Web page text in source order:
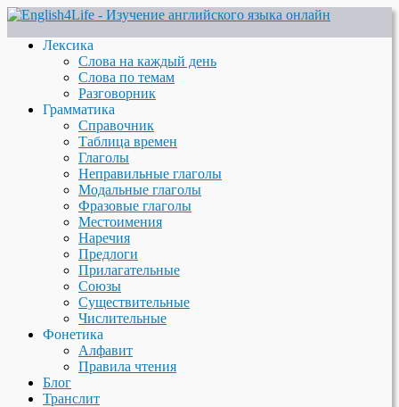
Лексика
Слова на каждый день
Слова по темам
Разговорник
Грамматика
Справочник
Таблица времен
Глаголы
Неправильные глаголы
Модальные глаголы
Фразовые глаголы
Местоимения
Наречия
Предлоги
Прилагательные
Союзы
Существительные
Числительные
Фонетика
Алфавит
Правила чтения
Блог
Транслит